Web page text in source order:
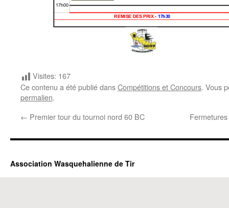
Visites: 167
Ce contenu a été publié dansCompétitions et Concours. Vous
permalien.
← Premier tour du tournoi nord 60 BC
Association Wasquehalienne de Tir